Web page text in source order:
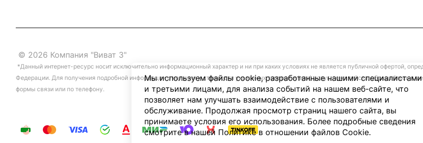
© 2026 Компания "Виват 3"
*Данный интернет-ресурс носит исключительно информационный характер и ни при каких условиях не является публичной офертой,
Федерации. Для получения подробной информации о наличии и стоимости указанных товаров и (или) услуг, пожалуйста, обращайтесь
формы связи или по телефону.
Мы используем файлы cookie, разработанные нашими специалистами
и третьими лицами, для анализа событий на нашем веб-сайте, что
позволяет нам улучшать взаимодействие с пользователями и
обслуживание. Продолжая просмотр страниц нашего сайта, вы
принимаете условия его использования. Более подробные сведения
смотрите в нашей Политике в отношении файлов Cookie.